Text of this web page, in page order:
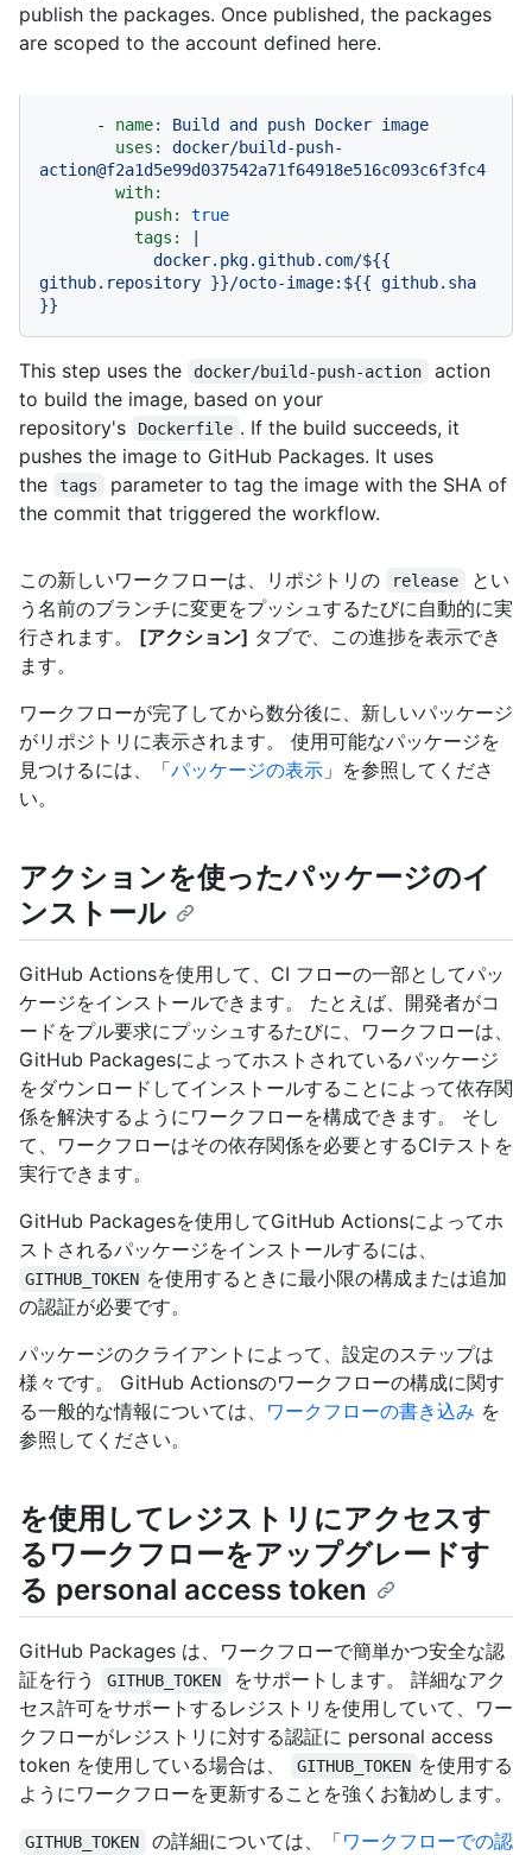
publish the packages. Once published, the packages
are scoped to the account defined here.
- name: Build and push Docker image
uses:
docker/build-push-
action@f2a1d5e99d037542a71f64918e516c093c6f3fc4
with:
push:
true
tags:
docker.pkg.github.com/${{
github.repository }}/octo-image:${{ github.sha
}}
This step uses the docker/build-push-action
action
to build the image, based on your
repository's
Dockerfile . If the build succeeds, it
pushes the image to GitHub Packages. It uses
the
tags
parameter to tag the image with the SHA of
the commit that triggered the workflow.
この新しいワークフローは、リポジトリの release
とい
う名前のブランチに変更をプッシュするたびに自動的に実
行されます。 [アクション] タブで、この進捗を表示でき
ます。
ワークフローが完了してから数分後に、新しいパッケージ
がリポジトリに表示されます。 使用可能なパッケージを
見つけるには、「パッケージの表示 」を参照してくださ
い。
アクションを使ったパッケージのイ
ンストール
GitHub Actionsを使用して、CI フローの一部としてパッ
ケージをインストールできます。 たとえば、開発者がコ
ードをプル要求にプッシュするたびに、ワークフローは、
GitHub Packagesによってホストされているパッケージ
をダウンロードしてインストールすることによって依存関
係を解決するようにワークフローを構成できます。 そし
て、ワークフローはその依存関係を必要とするCIテストを
実行できます。
GitHub Packagesを使用してGitHub Actionsによってホ
ストされるパッケージをインストールするには、
GITHUB_TOKEN を使用するときに最小限の構成または追加
の認証が必要です。
パッケージのクライアントによって、設定のステップは
様々です。 GitHub Actionsのワークフローの構成に関す
る一般的な情報については、 ワークフローの書き込み を
参照してください。
を使用してレジストリにアクセスす
るワークフローをアップグレードす
る personal access token
GitHub Packages は、ワークフローで簡単かつ安全な認
証を行う
GITHUB_TOKEN
をサポートします。 詳細なアク
セス許可をサポートするレジストリを使用していて、ワー
クフローがレジストリに対する認証に personal access
token を使用している場合は、
GITHUB_TOKEN を使用する
ようにワークフローを更新することを強くお勧めします。
GITHUB_TOKEN の詳細については、「ワークフローでの認